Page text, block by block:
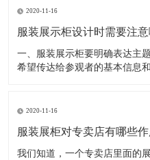
2020-11-16
服装展示柜设计时需要注
一、服装展示柜要明确表达主题，明确传
希望传达给参观者的基本信息
2020-11-16
服装展柜对专卖店有哪些作
我们知道，一个专卖店里面的